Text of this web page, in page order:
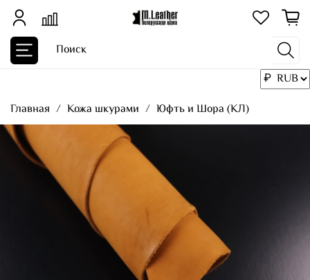
Главная Кожа шкурами Юфть и Шора (КЛ)